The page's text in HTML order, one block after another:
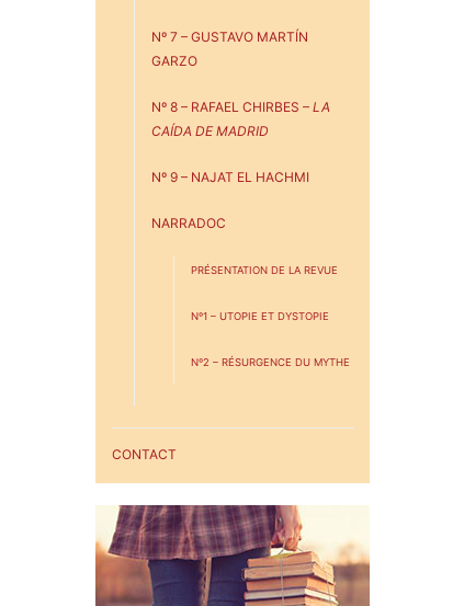
Nº 7 – GUSTAVO MARTÍN
GARZO
Nº 8 – RAFAEL CHIRBES – LA
CAÍDA DE MADRID
Nº 9 – NAJAT EL HACHMI
NARRADOC
PRÉSENTATION DE LA REVUE
Nº1 – UTOPIE ET DYSTOPIE
Nº2 – RÉSURGENCE DU MYTHE
CONTACT